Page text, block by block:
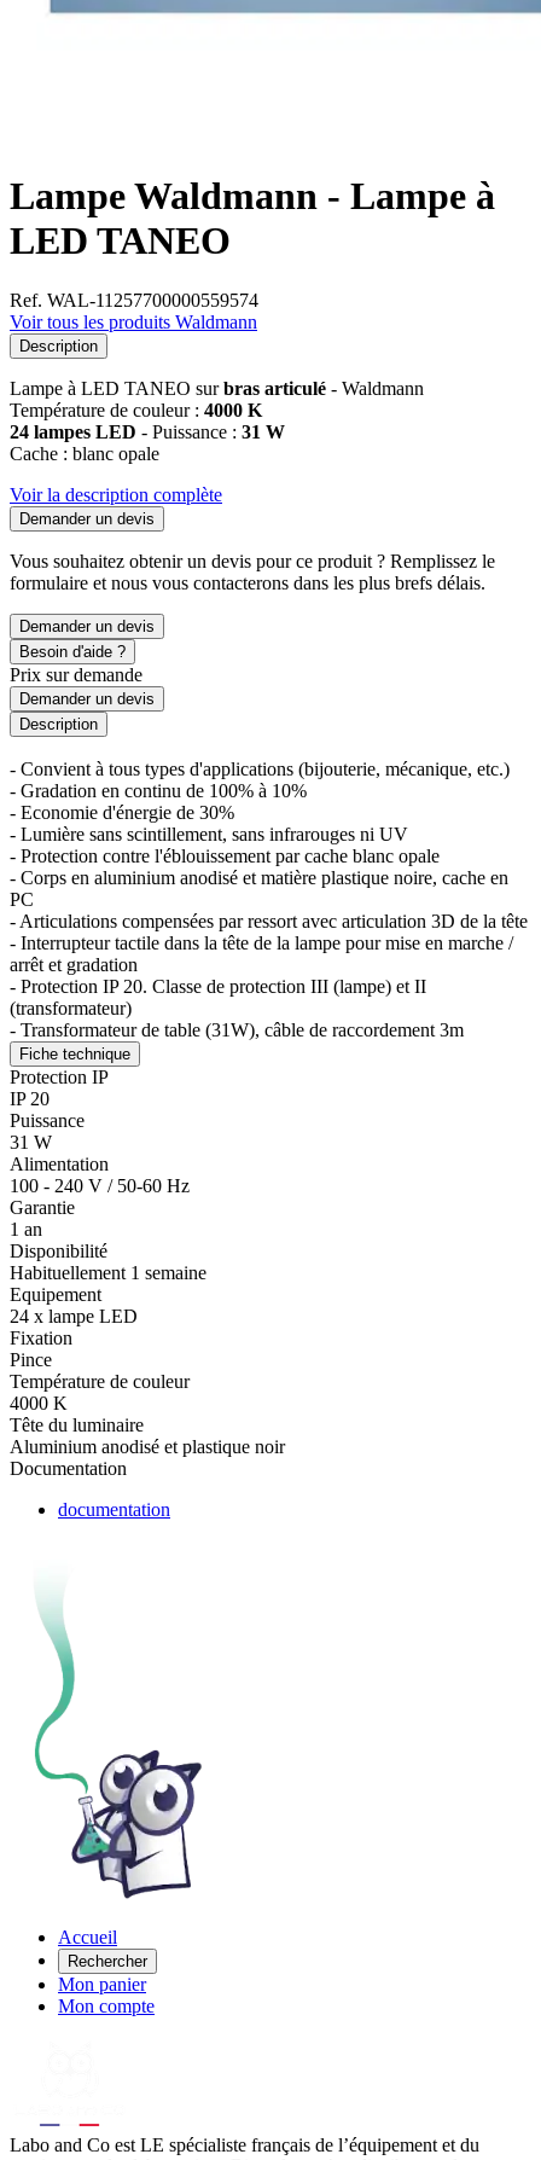
Lampe Waldmann - Lampe à
LED TANEO
Ref. WAL-11257700000559574
Voir tous les produits Waldmann
Description
Lampe à LED TANEO surbras articulé - Waldmann
Température de couleur : 4000 K
24 lampes LED - Puissance : 31 W
Cache : blanc opale
Voir la description complète
Demander un devis
Vous souhaitez obtenir un devis pour ce produit ? Remplissez le
formulaire et nous vous contacterons dans les plus brefs délais.
Demander un devis
Besoin d'aide ?
Prix sur demande
Demander un devis
Description
- Convient à tous types d'applications (bijouterie, mécanique, etc.)
- Gradation en continu de 100% à 10%
- Economie d'énergie de 30%
- Lumière sans scintillement, sans infrarouges ni UV
- Protection contre l'éblouissement par cache blanc opale
- Corps en aluminium anodisé et matière plastique noire, cache en
PC
- Articulations compensées par ressort avec articulation 3D de la tête
- Interrupteur tactile dans la tête de la lampe pour mise en marche /
arrêt et gradation
- Protection IP 20. Classe de protection III (lampe) et II
(transformateur)
- Transformateur de table (31W), câble de raccordement 3m
Fiche technique
Protection IP
IP 20
Puissance
31 W
Alimentation
100 - 240 V / 50-60 Hz
Garantie
1 an
Disponibilité
Habituellement 1 semaine
Equipement
24 x lampe LED
Fixation
Pince
Température de couleur
4000 K
Tête du luminaire
Aluminium anodisé et plastique noir
Documentation
documentation
Accueil
Rechercher
Mon panier
Mon compte
Labo and Co est LE spécialiste français de l’équipement et du